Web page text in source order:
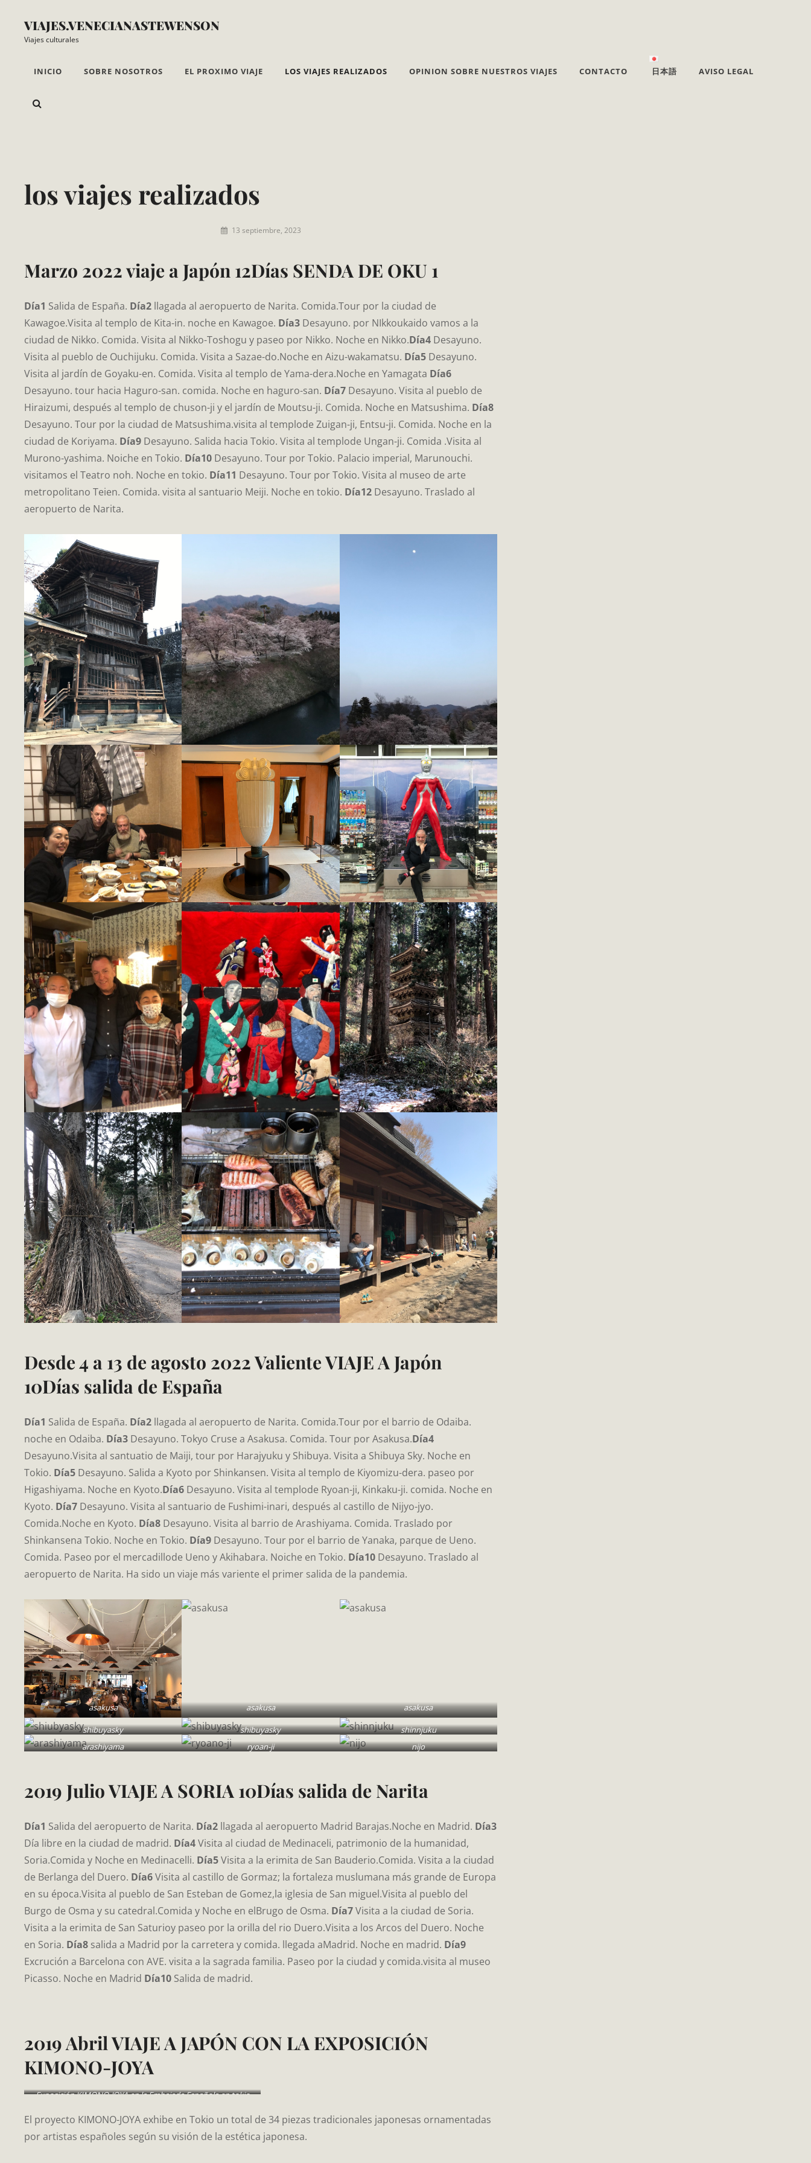
contenido
VIAJES.VENECIANASTEWENSON
Viajes culturales
INICIO SOBRE NOSOTROS EL PROXIMO VIAJE LOS VIAJES REALIZADOS OPINION SOBRE NUESTROS VIAJES CONTACTO 日本語 AVISO LEGAL
los viajes realizados
Por 13 septiembre, 2023
Marzo 2022 viaje a Japón 12Días SENDA DE OKU 1
Día1 Salida de España. Día2 llagada al aeropuerto de Narita. Comida.Tour por la ciudad de
Kawagoe.Visita al templo de Kita-in. noche en Kawagoe. Día3 Desayuno. por NIkkoukaido vamos a la
ciudad de Nikko. Comida. Visita al Nikko-Toshogu y paseo por Nikko. Noche en Nikko.Día4 Desayuno.
Visita al pueblo de Ouchijuku. Comida. Visita a Sazae-do.Noche en Aizu-wakamatsu. Día5 Desayuno.
Visita al jardín de Goyaku-en. Comida. Visita al templo de Yama-dera.Noche en Yamagata Día6
Desayuno. tour hacia Haguro-san. comida. Noche en haguro-san. Día7 Desayuno. Visita al pueblo de
Hiraizumi, después al templo de chuson-ji y el jardín de Moutsu-ji. Comida. Noche en Matsushima. Día8
Desayuno. Tour por la ciudad de Matsushima.visita al templode Zuigan-ji, Entsu-ji. Comida. Noche en la
ciudad de Koriyama. Día9 Desayuno. Salida hacia Tokio. Visita al templode Ungan-ji. Comida .Visita al
Murono-yashima. Noiche en Tokio. Día10 Desayuno. Tour por Tokio. Palacio imperial, Marunouchi.
visitamos el Teatro noh. Noche en tokio. Día11 Desayuno. Tour por Tokio. Visita al museo de arte
metropolitano Teien. Comida. visita al santuario Meiji. Noche en tokio. Día12 Desayuno. Traslado al
aeropuerto de Narita.
Desde 4 a 13 de agosto 2022 Valiente VIAJE A Japón
10Días salida de España
Día1 Salida de España. Día2 llagada al aeropuerto de Narita. Comida.Tour por el barrio de Odaiba.
noche en Odaiba. Día3 Desayuno. Tokyo Cruse a Asakusa. Comida. Tour por Asakusa.Día4
Desayuno.Visita al santuatio de Maiji, tour por Harajyuku y Shibuya. Visita a Shibuya Sky. Noche en
Tokio. Día5 Desayuno. Salida a Kyoto por Shinkansen. Visita al templo de Kiyomizu-dera. paseo por
Higashiyama. Noche en Kyoto.Día6 Desayuno. Visita al templode Ryoan-ji, Kinkaku-ji. comida. Noche en
Kyoto. Día7 Desayuno. Visita al santuario de Fushimi-inari, después al castillo de Nijyo-jyo.
Comida.Noche en Kyoto. Día8 Desayuno. Visita al barrio de Arashiyama. Comida. Traslado por
Shinkansena Tokio. Noche en Tokio. Día9 Desayuno. Tour por el barrio de Yanaka, parque de Ueno.
Comida. Paseo por el mercadillode Ueno y Akihabara. Noiche en Tokio. Día10 Desayuno. Traslado al
aeropuerto de Narita. Ha sido un viaje más variente el primer salida de la pandemia.
asakusa asakusa asakusa
shibuyasky shibuyasky
shinnjuku
arashiyama
ryoan-ji nijo
2019 Julio VIAJE A SORIA 10Días salida de Narita
Día1 Salida del aeropuerto de Narita. Día2 llagada al aeropuerto Madrid Barajas.Noche en Madrid. Día3
Día libre en la ciudad de madrid. Día4Visita al ciudad de Medinaceli, patrimonio de la humanidad,
Soria.Comida y Noche en Medinacelli. Día5Visita a la erimita de San Bauderio.Comida. Visita a la ciudad
de Berlanga del Duero. Día6Visita al castillo de Gormaz; la fortaleza muslumana más grande de Europa
en su época.Visita al pueblo de San Esteban de Gomez,la iglesia de San miguel.Visita al pueblo del
Burgo de Osma y su catedral.Comida y Noche en elBrugo de Osma. Día7Visita a la ciudad de Soria.
Visita a la erimita de San Saturioy paseo por la orilla del rio Duero.Visita a los Arcos del Duero. Noche
en Soria. Día8 salida a Madrid por la carretera y comida. llegada aMadrid. Noche en madrid. Día9
Excrución a Barcelona con AVE. visita a la sagrada familia. Paseo por la ciudad y comida.visita al museo
Picasso. Noche en Madrid Día10 Salida de madrid.
2019 Abril VIAJE A JAPÓN CON LA EXPOSICIÓN
KIMONO-JOYA
Exposición KIMONO-JOYA en la Embajada Española en tokio
El proyecto KIMONO-JOYA exhibe en Tokio un total de 34 piezas tradicionales japonesas ornamentadas
por artistas españoles según su visión de la estética japonesa.